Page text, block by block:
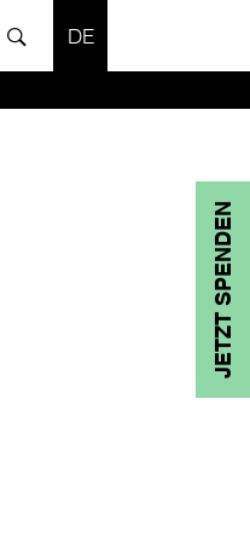
SPRACHE
JETZT SPENDEN